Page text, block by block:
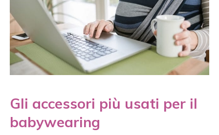
Gli accessori più usati per il
babywearing